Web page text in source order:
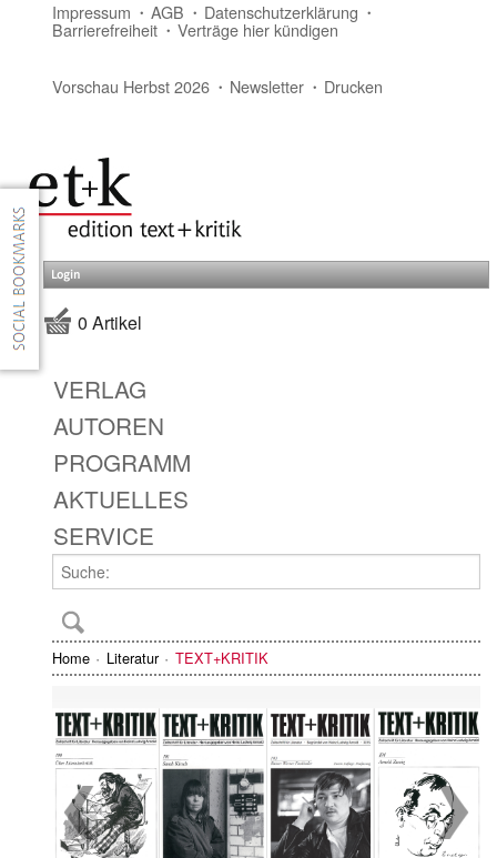
Impressum AGB Datenschutzerklärung
Barrierefreiheit Verträge hier kündigen
Vorschau Herbst 2026 Newsletter Drucken
Login
0 Artikel
VERLAG
AUTOREN
PROGRAMM
AKTUELLES
SERVICE
Home Literatur TEXT+KRITIK